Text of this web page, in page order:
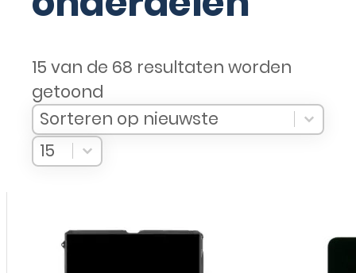
onderdelen
15 van de 68 resultaten worden
getoond
Sort Products
Sort content
Sorteren op nieuwste
Sort content
Select number per page
15
Select number per page